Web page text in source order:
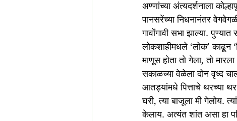
अण्णांच्या अंत्यदर्शनाला
पानसरेंच्या निधनानंतर
गावोंगावी सभा झाल्या.
लोकशाहीमधले ‘लोक’ काढून
माणूस होता तो गेला, तो
सकाळच्या वेळेला दोन वृध्द
आतड्यांमधे पित्ताचे थरच्या
घरी, त्या बाजूला मी गेलोय.
केलाय. अत्यंत शांत असा हा